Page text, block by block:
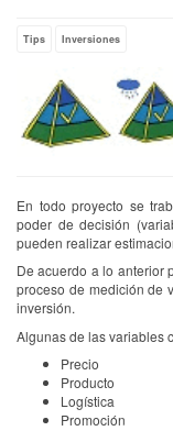
Tips Inversiones
En todo proyecto se
poder de decisión
pueden realizar
De acuerdo a lo anterior
proceso de medición de
inversión.
Algunas de las variables
Precio
Producto
Logística
Promoción